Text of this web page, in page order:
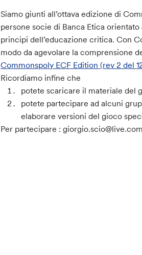
Siamo giunti all’ottava edizione di
persone socie di Banca Etica
principi dell’educazione critica. Con
modo da agevolare la comprensione
Commonspoly ECF Edition (rev 2 del
Ricordiamo infine che
potete scaricare il materiale del
potete partecipare ad alcuni
elaborare versioni del gioco
Per partecipare : giorgio.scio@live.com